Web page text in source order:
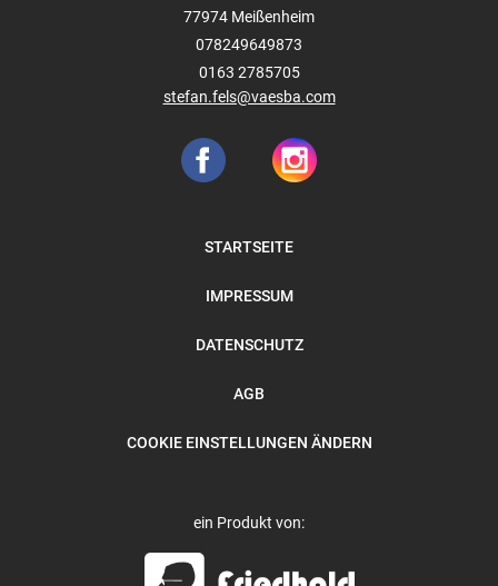
77974 Meißenheim
078249649873
0163 2785705
stefan.fels@vaesba.com
STARTSEITE
IMPRESSUM
DATENSCHUTZ
AGB
COOKIE EINSTELLUNGEN ÄNDERN
ein Produkt von: